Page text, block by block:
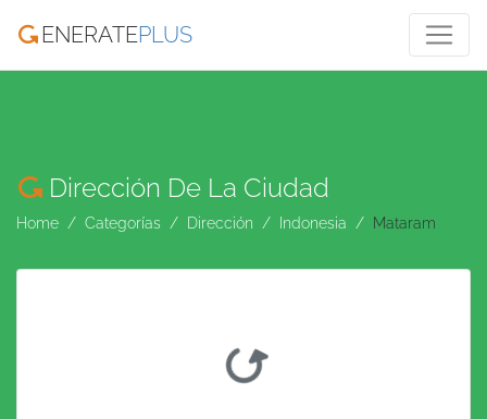
ENERATEPLUS
Dirección De La Ciudad
Home Categorías Dirección Indonesia Mataram